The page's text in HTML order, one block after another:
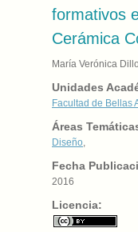
formativos
Cerámica
María Verónica
Unidades
Facultad de Bellas
Áreas
Diseño
Fecha
2016
Licencia: